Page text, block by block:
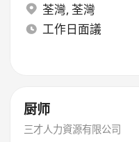
荃灣, 荃灣
工作日面議
厨师
三才人力資源有限公司